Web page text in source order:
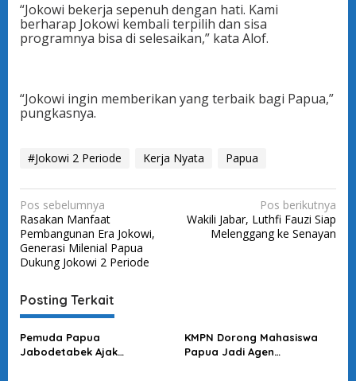
“Jokowi bekerja sepenuh dengan hati. Kami
berharap Jokowi kembali terpilih dan sisa
programnya bisa di selesaikan,” kata Alof.
“Jokowi ingin memberikan yang terbaik bagi Papua,”
pungkasnya.
#Jokowi 2 Periode Kerja Nyata Papua
N
a
v
i
g
a
s
i
Pos sebelumnya
Rasakan Manfaat
Pembangunan Era Jokowi,
Generasi Milenial Papua
Dukung Jokowi 2 Periode
Pos berikutnya
Wakili Jabar, Luthfi Fauzi Siap
Melenggang ke Senayan
Posting Terkait
Pemuda Papua
Jabodetabek Ajak
KMPN Dorong Mahasiswa
Papua Jadi Agen